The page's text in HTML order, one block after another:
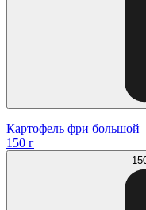
Картофель фри большой
150 г